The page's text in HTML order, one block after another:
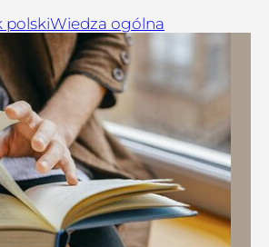
polskiWiedza ogólna